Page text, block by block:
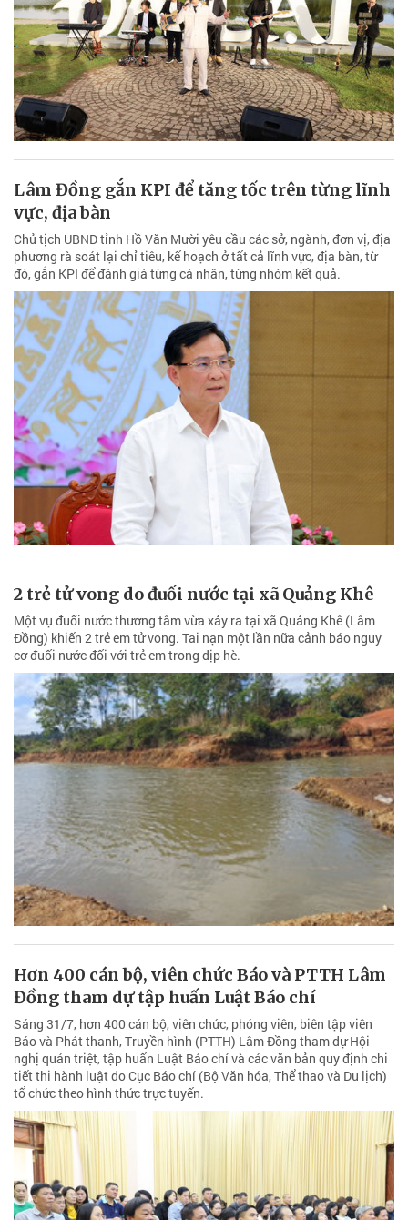
Lâm Đồng gắn KPI để tăng tốc trên từng lĩnh
vực, địa bàn
Chủ tịch UBND tỉnh Hồ Văn Mười yêu cầu các sở, ngành, đơn vị, địa
phương rà soát lại chỉ tiêu, kế hoạch ở tất cả lĩnh vực, địa bàn, từ
đó, gắn KPI để đánh giá từng cá nhân, từng nhóm kết quả.
2 trẻ tử vong do đuối nước tại xã Quảng Khê
Một vụ đuối nước thương tâm vừa xảy ra tại xã Quảng Khê (Lâm
Đồng) khiến 2 trẻ em tử vong. Tai nạn một lần nữa cảnh báo nguy
cơ đuối nước đối với trẻ em trong dịp hè.
Hơn 400 cán bộ, viên chức Báo và PTTH Lâm
Đồng tham dự tập huấn Luật Báo chí
Sáng 31/7, hơn 400 cán bộ, viên chức, phóng viên, biên tập viên
Báo và Phát thanh, Truyền hình (PTTH) Lâm Đồng tham dự Hội
nghị quán triệt, tập huấn Luật Báo chí và các văn bản quy định chi
tiết thi hành luật do Cục Báo chí (Bộ Văn hóa, Thể thao và Du lịch)
tổ chức theo hình thức trực tuyến.